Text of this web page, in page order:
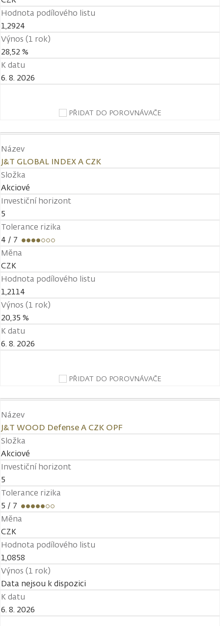
Hodnota podílového listu
1,2924
Výnos (1 rok)
28,52 %
K datu
6. 8. 2026
PŘIDAT DO POROVNÁVAČE
Název
J&T GLOBAL INDEX A CZK
Složka
Akciové
Investiční horizont
5
Tolerance rizika
4 / 7
Měna
CZK
Hodnota podílového listu
1,2114
Výnos (1 rok)
20,35 %
K datu
6. 8. 2026
PŘIDAT DO POROVNÁVAČE
Název
J&T WOOD Defense A CZK OPF
Složka
Akciové
Investiční horizont
5
Tolerance rizika
5 / 7
Měna
CZK
Hodnota podílového listu
1,0858
Výnos (1 rok)
Data nejsou k dispozici
K datu
6. 8. 2026